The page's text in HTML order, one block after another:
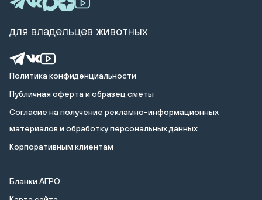
Политика конфиденциальности
Публичная оферта и образец сметы
Cогласие на получение рекламно-информационных
материалов и обработку персональных данных
Корпоративным клиентам
Бланки АГРО
для владельцев животных